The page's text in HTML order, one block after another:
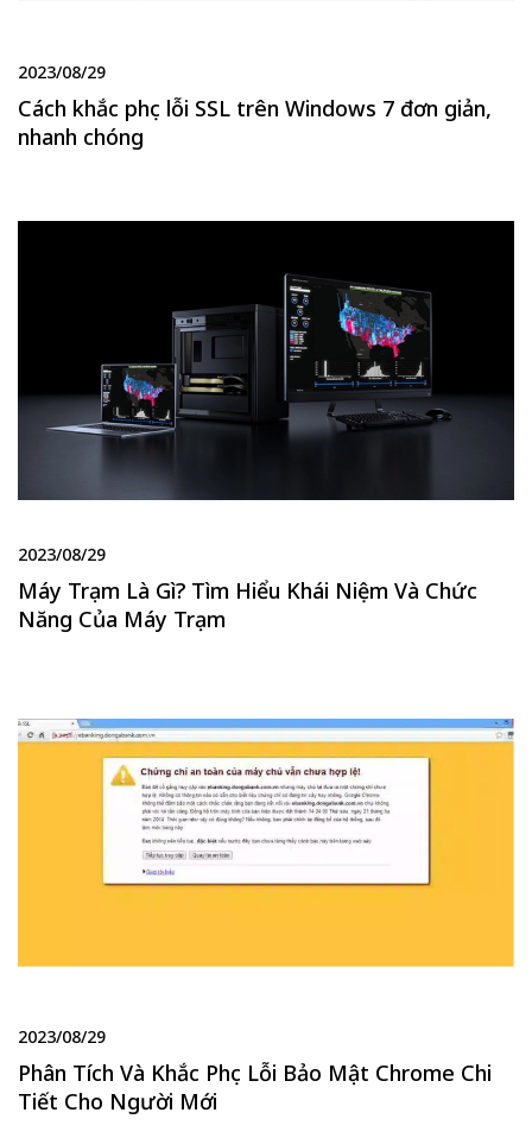
2023/08/29
Cách khắc phục lỗi SSL trên Windows 7 đơn giản,
nhanh chóng
2023/08/29
Máy Trạm Là Gì? Tìm Hiểu Khái Niệm Và Chức
Năng Của Máy Trạm
2023/08/29
Phân Tích Và Khắc Phục Lỗi Bảo Mật Chrome Chi
Tiết Cho Người Mới